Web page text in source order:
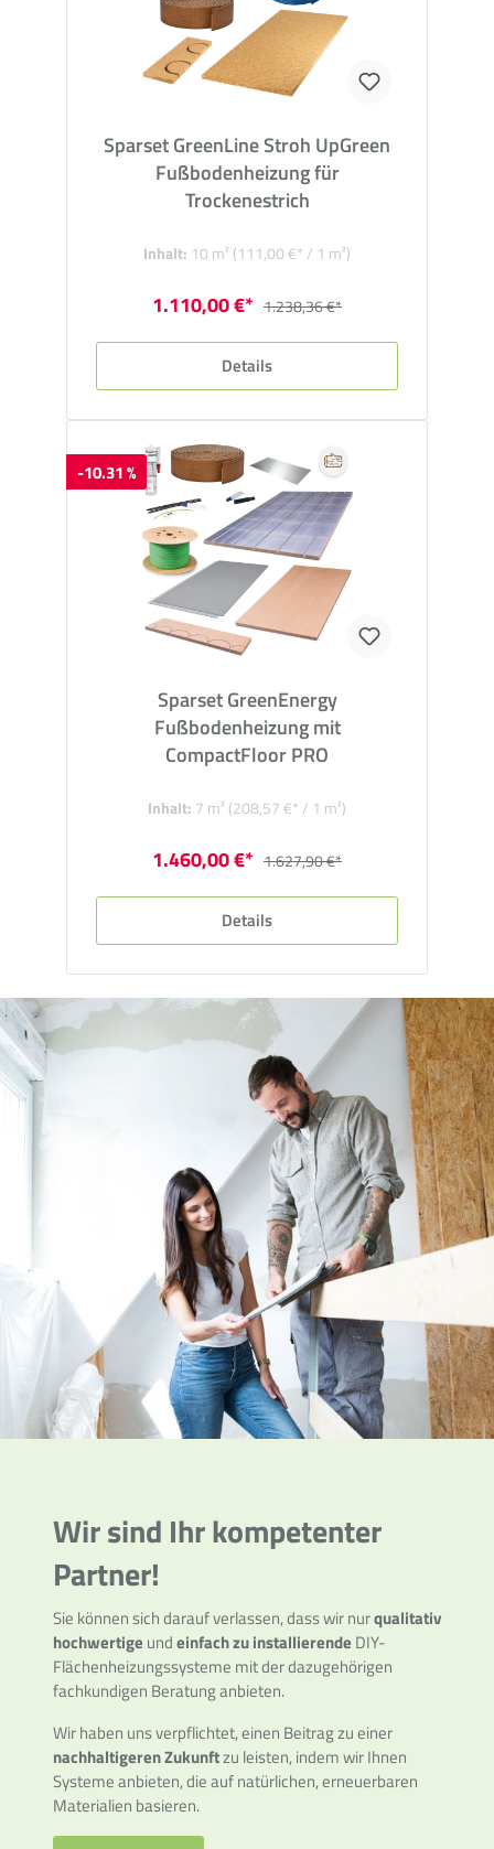
Sparset GreenLine Stroh UpGreen
Fußbodenheizung für
Trockenestrich
Inhalt: 10 m² (111,00 €* / 1 m²)
1.110,00 €* 1.238,36 €*
Details
-10.31 %
Sparset GreenEnergy
Fußbodenheizung mit
CompactFloor PRO
Inhalt: 7 m² (208,57 €* / 1 m²)
1.460,00 €* 1.627,90 €*
Details
Wir sind Ihr kompetenter
Partner!
Sie können sich darauf verlassen, dass wir nurqualitativ
hochwertige undeinfach zu installierende DIY-
Flächenheizungssysteme mit der dazugehörigen
fachkundigen Beratung anbieten.
Wir haben uns verpflichtet, einen Beitrag zu einer
nachhaltigeren Zukunftzu leisten, indem wir Ihnen
Systeme anbieten, die auf natürlichen, erneuerbaren
Materialien basieren.